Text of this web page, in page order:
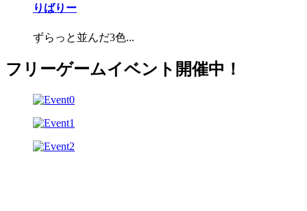
りばりー
ずらっと並んだ3色...
フリーゲームイベント開催中！